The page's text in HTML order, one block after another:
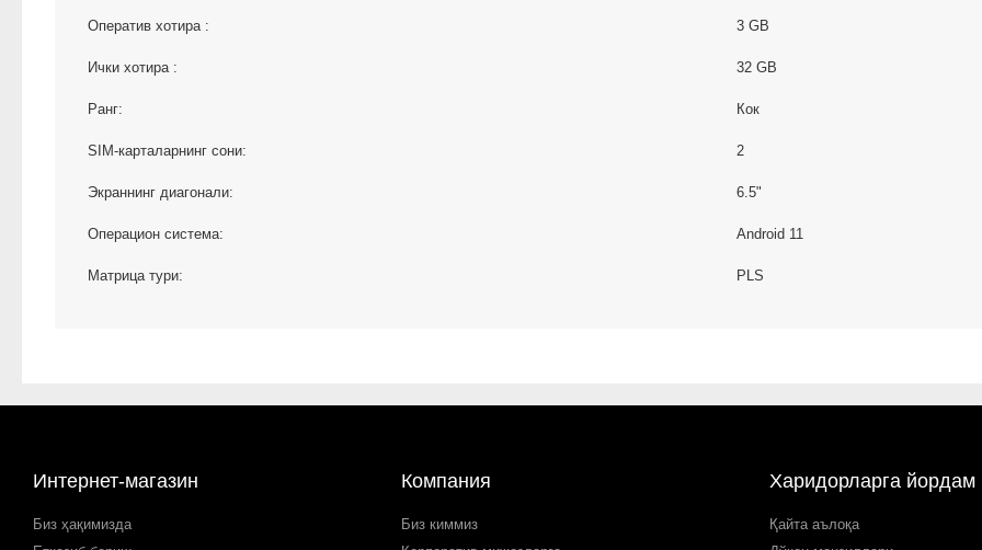
Оператив хотира : 3 GB
Ички хотира : 32 GB
Ранг: Кок
SIM-карталарнинг сони: 2
Экраннинг диагонали: 6.5"
Операцион система: Android 11
Матрица тури: PLS
Интернет-магазин
Биз ҳақимизда
Компания
Биз киммиз
Харидорларга йордам
Қайта аълоқа